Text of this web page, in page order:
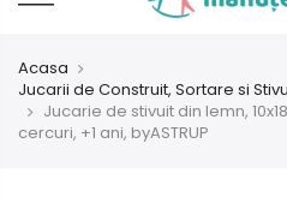
Acasa
Jucarii de Construit, Sortare si
Jucarie de stivuit din lemn,
cercuri, +1 ani, byASTRUP